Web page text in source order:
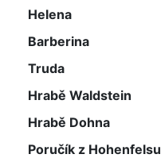
Helena
Barberina
Truda
Hrabě Waldstein
Hrabě Dohna
Poručík z Hohenfelsu